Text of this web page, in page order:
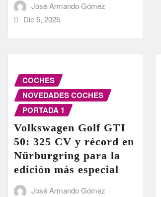
José Armando Gómez
Dic 5, 2025
COCHES
NOVEDADES COCHES
PORTADA 1
Volkswagen Golf GTI
50: 325 CV y récord en
Nürburgring para la
edición más especial
José Armando Gómez